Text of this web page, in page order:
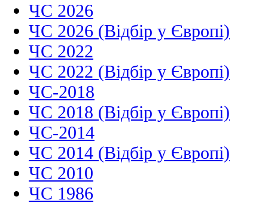
ЧС 2026
ЧС 2026 (Відбір у Європі)
ЧС 2022
ЧС 2022 (Відбір у Європі)
ЧС-2018
ЧС 2018 (Відбір у Європі)
ЧС-2014
ЧС 2014 (Відбір у Європі)
ЧС 2010
ЧС 1986